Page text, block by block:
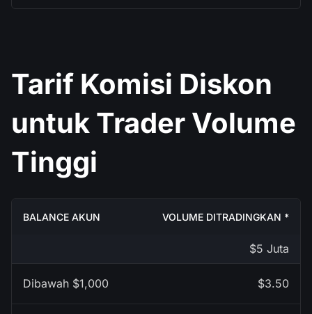
Tarif Komisi Diskon
untuk Trader Volume
Tinggi
VOLUME DITRADINGKAN *
$5 Juta
$3.50